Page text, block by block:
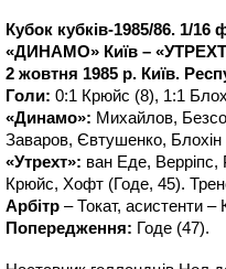
Кубок кубків-1985/86. 1/16
«ДИНАМО» Київ –
2 жовтня 1985 р. Київ.
Голи: 0:1 Крюйс (8), 1:1
«Динамо»: Михайлов,
Заваров, Євтушенко,
«Утрехт»: ван Еде, Верріпс,
Крюйс, Хофт (Годе, 45).
Арбітр – Токат, асистенти –
Попередження: Годе (47).